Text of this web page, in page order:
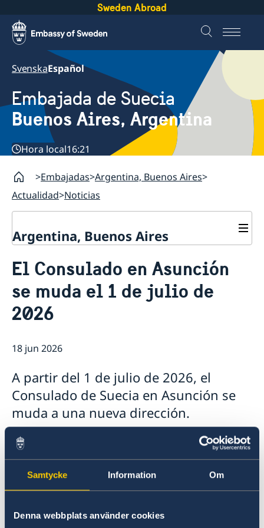
Samtycke Information Om
Denna webbplats använder cookies
Sweden Abroad
SvenskaEspañol
Embajada de Suecia
Buenos Aires, Argentina
Hora local16:21
Embajadas Argentina, Buenos Aires
Actualidad Noticias
Argentina, Buenos Aires
Sobre la Embajada
Actualidad
El Consulado en Asunción
se muda el 1 de julio de
2026
18 jun 2026
A partir del 1 de julio de 2026, el
Consulado de Suecia en Asunción se
muda a una nueva dirección.
Nueva dirección:
Avenida Perú N° 1098 y Artigas
Barrio Las Mercedes